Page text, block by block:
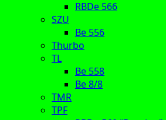
RBDe 566
SZU
Be 556
Thurbo
TL
Be 558
Be 8/8
TMR
TPF